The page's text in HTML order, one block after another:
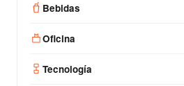
Bebidas
Oficina
Tecnología